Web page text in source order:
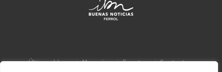
Últimos blogs Mensajes Eventos
Contacto